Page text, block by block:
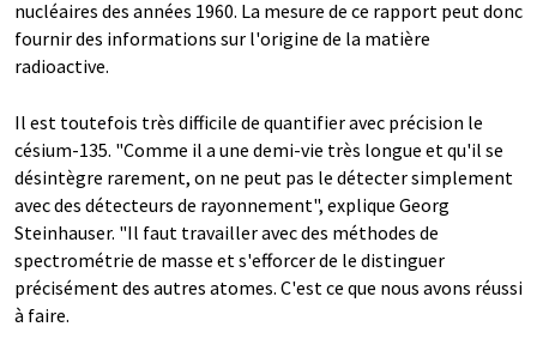
nucléaires des années 1960. La mesure de ce rapport peut donc
fournir des informations sur l'origine de la matière
radioactive.
Il est toutefois très difficile de quantifier avec précision le
césium-135. "Comme il a une demi-vie très longue et qu'il se
désintègre rarement, on ne peut pas le détecter simplement
avec des détecteurs de rayonnement", explique Georg
Steinhauser. "Il faut travailler avec des méthodes de
spectrométrie de masse et s'efforcer de le distinguer
précisément des autres atomes. C'est ce que nous avons réussi
à faire.